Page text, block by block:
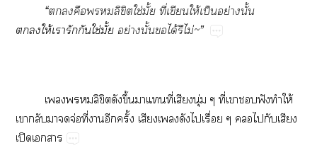
“คือลิขิตใช่มั้ย ที่เขียนให้เป็นอย่างนั้น
ให้เารักกันใช่มั้ย อย่างนั้นได้รึไม่~”
เลิขิตดังขึ้นาแที่เสียงนุ่ม ๆ ที่เาฟังทำให้
เากลับาจ่อที่าอีกครั้ง เสียงเดังไเรื่อย ๆ ไกับเสียง
เปิดเาร